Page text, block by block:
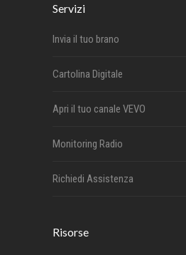
Servizi
Invia il tuo brano
Cartolina Digitale
Apri il tuo canale VEVO
Monitoring Radio
Richiedi Assistenza
Risorse